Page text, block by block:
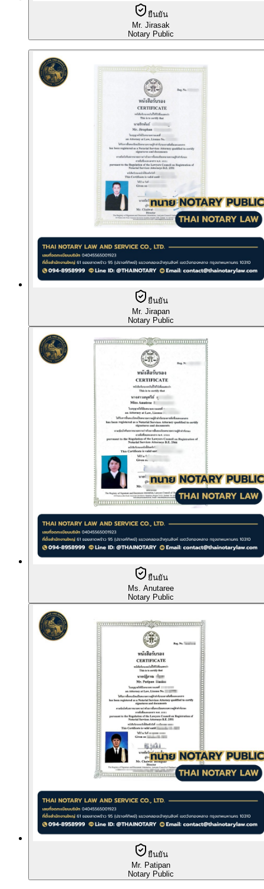
ยืนยัน
Mr. Jirasak
Notary Public
ยืนยัน
Mr. Jirapan
Notary Public
ยืนยัน
Ms. Anutaree
Notary Public
ยืนยัน
Mr. Patipan
Notary Public